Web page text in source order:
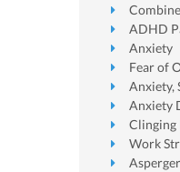
ADHD
Anxiety
Fear of
Anxiety,
Anxiety
Clinging
Work